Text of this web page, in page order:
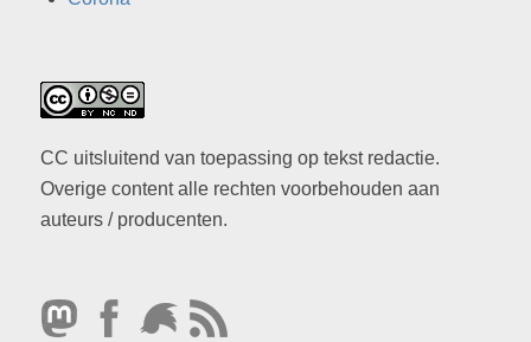
CC uitsluitend van toepassing op tekst redactie.
Overige content alle rechten voorbehouden aan
auteurs / producenten.